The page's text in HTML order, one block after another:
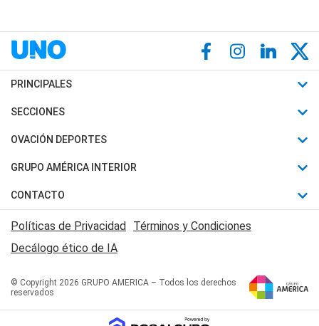
PRINCIPALES
Últimas Noticias
Política
Judiciales
Economia
SECCIONES
Horóscopo
Motores
Trucos caseros
Series y Películas
Edictos y Solicitadas
OVACIÓN DEPORTES
Fútbol
Mundial
Automovilismo
Rugby
Básquet
GRUPO AMÉRICA INTERIOR
Canal 7 en Vivo
San Juan 8
CONTACTO
Acerca de Nosotros
Contactanos
Políticas de Privacidad Términos y Condiciones
Decálogo ético de IA
© Copyright 2026 GRUPO AMERICA – Todos los derechos
reservados